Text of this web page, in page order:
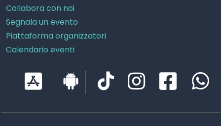
Collabora con noi
Segnala un evento
Piattaforma organizzatori
Calendario eventi